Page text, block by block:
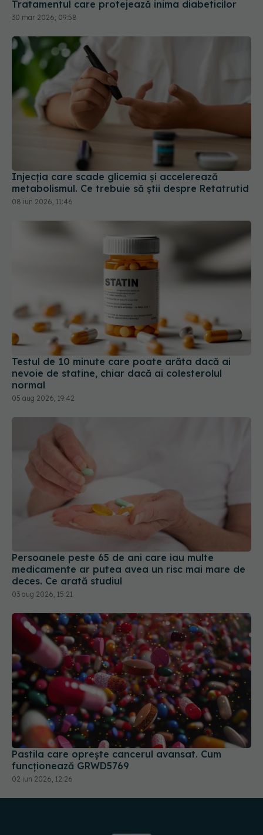
Tratamentul care protejează inima diabeticilor
30 mar 2026, 09:58
Injecția care scade glicemia și accelerează
metabolismul. Ce trebuie să știi despre Retatrutid
08 iun 2026, 11:46
Testul de 10 minute care poate arăta dacă ai
nevoie de statine, chiar dacă ai colesterolul
normal
05 aug 2026, 19:42
Persoanele peste 65 de ani care iau multe
medicamente ar putea avea un risc mai mare de
deces. Ce arată studiul
03 aug 2026, 15:21
Pastila care oprește cancerul avansat. Cum
funcționează GRWD5769
02 iun 2026, 12:26